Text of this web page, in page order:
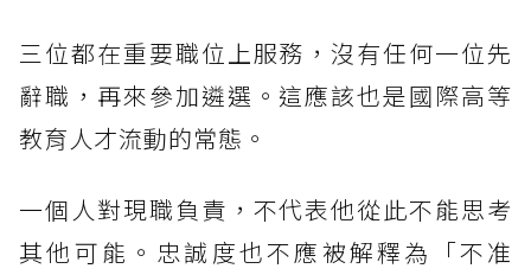
三位都在重要職位上服務，沒有任何一位先
辭職，再來參加遴選。這應該也是國際高等
教育人才流動的常態。
一個人對現職負責，不代表他從此不能思考
其他可能。忠誠度也不應被解釋為「不准